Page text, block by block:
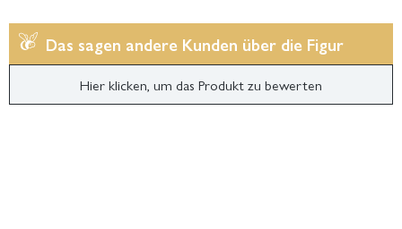
Das sagen andere Kunden über die Figur
Hier klicken, um das Produkt zu bewerten